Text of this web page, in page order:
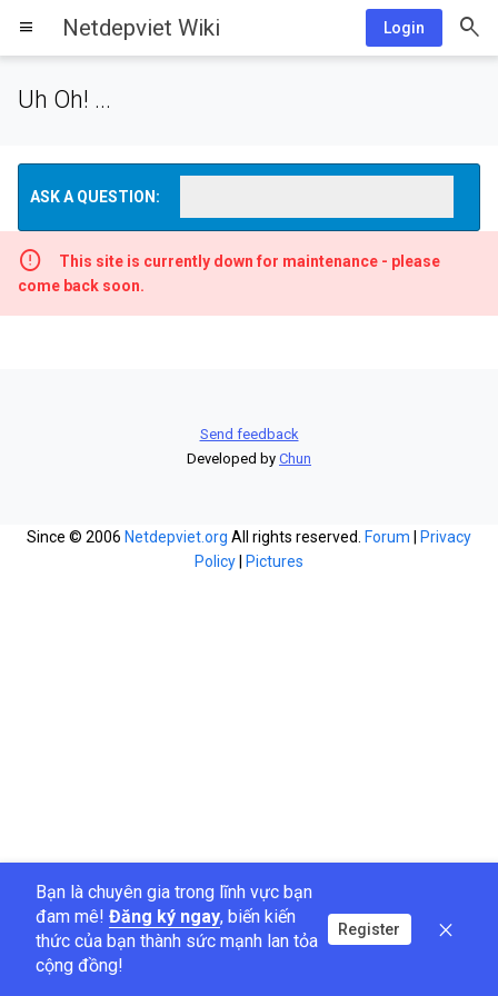
menu Netdepviet Wiki Login
Bạn là chuyên gia trong lĩnh vực bạn
đam mê! Đăng ký ngay, biến kiến
thức của bạn thành sức mạnh lan tỏa
cộng đồng!
Register
Uh Oh! ...
ASK A QUESTION:
This site is currently down for maintenance - please
come back soon.
Send feedback
Developed by Chun
Since © 2006 Netdepviet.org All rights reserved. Forum
Privacy
Policy
Pictures